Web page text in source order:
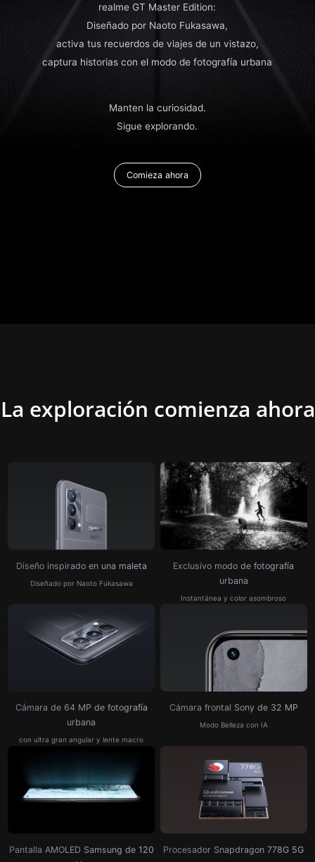
realme GT Master Edition:
Diseñado por Naoto Fukasawa,
activa tus recuerdos de viajes de un vistazo,
captura historias con el modo de fotografía urbana
Manten la curiosidad.
Sigue explorando.
Comieza ahora
La exploración comienza ahora
Diseño inspirado en una maleta
Diseñado por Naoto Fukasawa
Exclusivo modo de fotografía
urbana
Instantánea y color asombroso
Cámara de 64 MP de fotografía
urbana
con ultra gran angular y lente macro
Cámara frontal Sony de 32 MP
Modo Belleza con IA
Pantalla AMOLED Samsung de 120
Procesador Snapdragon 778G 5G